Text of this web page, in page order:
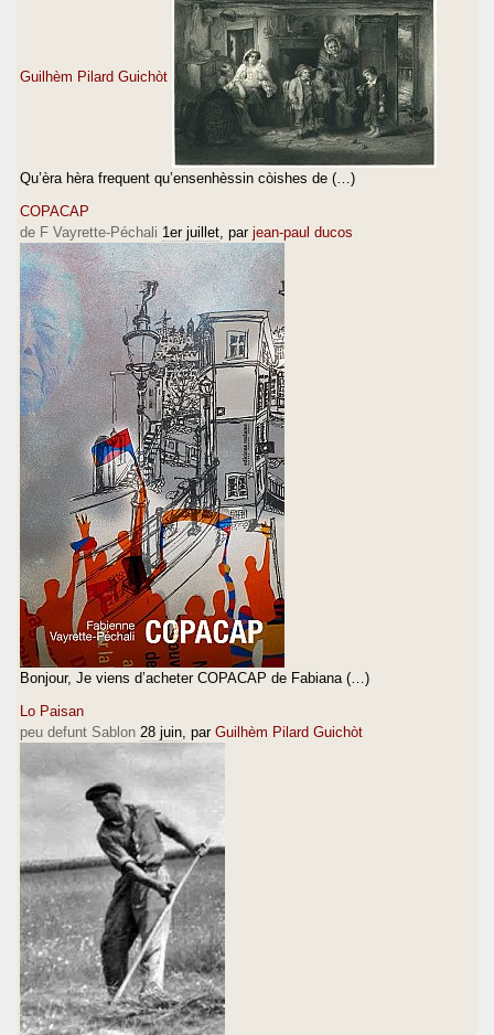
Guilhèm Pilard Guichòt
Qu’èra hèra frequent qu’ensenhèssin còishes de (…)
COPACAP
de F Vayrette-Péchali 1er juillet , par jean-paul ducos
Bonjour, Je viens d’acheter COPACAP de Fabiana (…)
Lo Paisan
peu defunt Sablon 28 juin , par Guilhèm Pilard Guichòt